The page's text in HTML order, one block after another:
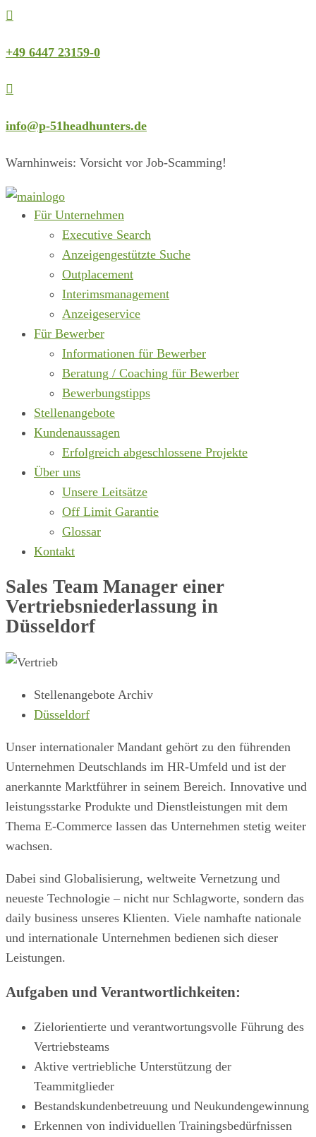

+49 6447 23159-0

info@p-51headhunters.de
Warnhinweis: Vorsicht vor Job-Scamming!
Für Unternehmen
Executive Search
Anzeigengestützte Suche
Outplacement
Interimsmanagement
Anzeigeservice
Für Bewerber
Informationen für Bewerber
Beratung / Coaching für Bewerber
Bewerbungstipps
Stellenangebote
Kundenaussagen
Erfolgreich abgeschlossene Projekte
Über uns
Unsere Leitsätze
Off Limit Garantie
Glossar
Kontakt
Sales Team Manager einer
Vertriebsniederlassung in
Düsseldorf
Stellenangebote Archiv
Düsseldorf
Unser internationaler Mandant gehört zu den führenden
Unternehmen Deutschlands im HR-Umfeld und ist der
anerkannte Marktführer in seinem Bereich. Innovative und
leistungsstarke Produkte und Dienstleistungen mit dem
Thema E-Commerce lassen das Unternehmen stetig weiter
wachsen.
Dabei sind Globalisierung, weltweite Vernetzung und
neueste Technologie – nicht nur Schlagworte, sondern das
daily business unseres Klienten. Viele namhafte nationale
und internationale Unternehmen bedienen sich dieser
Leistungen.
Aufgaben und Verantwortlichkeiten:
Zielorientierte und verantwortungsvolle Führung des
Vertriebsteams
Aktive vertriebliche Unterstützung der
Teammitglieder
Bestandskundenbetreuung und Neukundengewinnung
Erkennen von individuellen Trainingsbedürfnissen